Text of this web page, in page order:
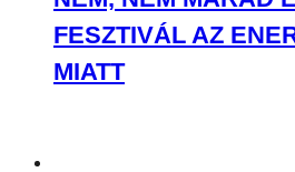
FESZTIVÁL AZ
MIATT